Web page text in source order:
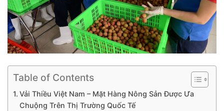
Table of Contents
Vải Thiều Việt Nam – Mặt Hàng Nông Sản Được Ưa
Chuộng Trên Thị Trường Quốc Tế